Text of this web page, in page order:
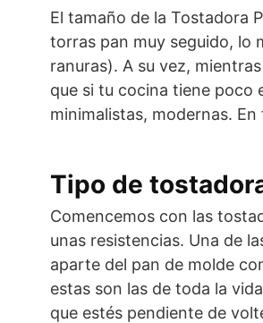
El tamaño de la Tostadora
torras pan muy seguido, lo
ranuras). A su vez,
que si tu cocina tiene poco
minimalistas, modernas.
Tipo de
Comencemos con las
unas resistencias. Una de
aparte del pan de molde
estas son las de toda la
que estés pendiente de